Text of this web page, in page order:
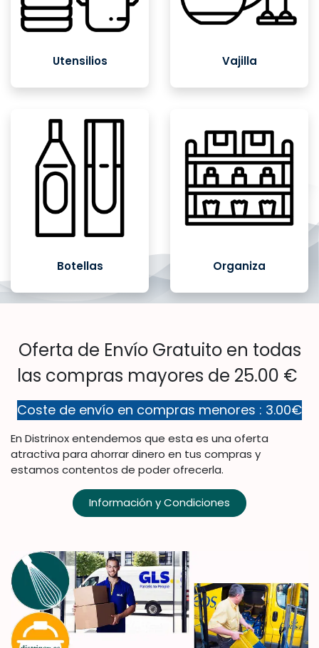
Utensilios Vajilla
Botellas Organiza
Oferta de Envío Gratuito en todas
las compras mayores de 25.00 €
Coste de envío en compras menores : 3.00€
En Distrinox entendemos que esta es una oferta
atractiva para ahorrar dinero en tus compras y
estamos contentos de poder ofrecerla.
Información y Condiciones